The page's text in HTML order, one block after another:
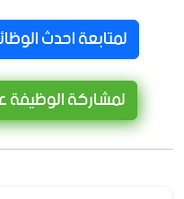
لمتابعة احدث
لمشاركة الوظيفة